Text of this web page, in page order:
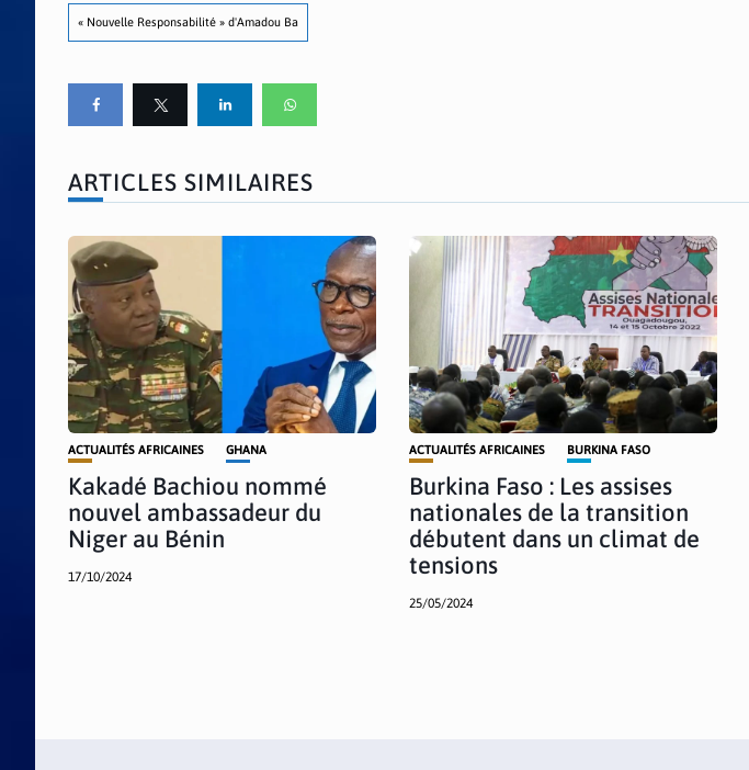
« Nouvelle Responsabilité » d'Amadou Ba
ARTICLES SIMILAIRES
ACTUALITÉS AFRICAINES GHANA
Kakadé Bachiou nommé
nouvel ambassadeur du
Niger au Bénin
17/10/2024
ACTUALITÉS AFRICAINES BURKINA FASO
Burkina Faso : Les assises
nationales de la transition
débutent dans un climat de
tensions
25/05/2024